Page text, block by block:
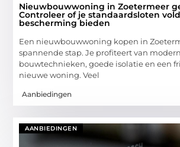
Nieuwbouwwoning in Zoetermeer
Controleer of je standaardsloten
bescherming bieden
Een nieuwbouwwoning kopen in
spannende stap. Je profiteert van
bouwtechnieken, goede isolatie en een
nieuwe woning. Veel
Aanbiedingen
AANBIEDINGEN